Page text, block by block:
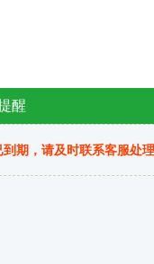
醒
到期，请及时联系客服处理